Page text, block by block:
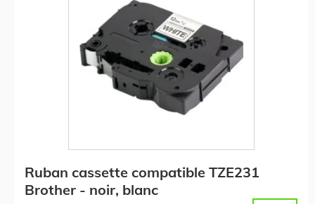
Ruban cassette compatible TZE231
Brother - noir, blanc